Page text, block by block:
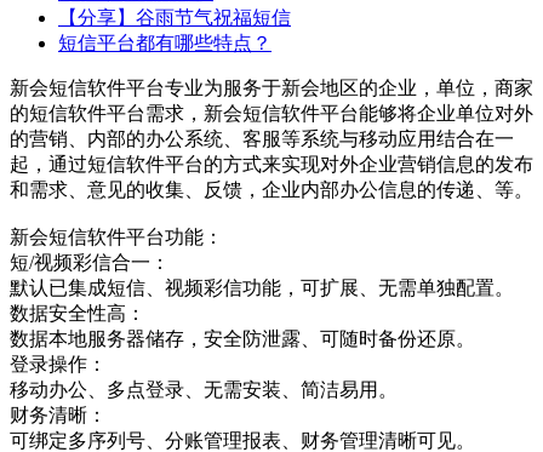
【分享】谷雨节气祝福短信
短信平台都有哪些特点？
新会短信软件平台专业为服务于新会地区的企业，单位，商家
的短信软件平台需求，新会短信软件平台能够将企业单位对外
的营销、内部的办公系统、客服等系统与移动应用结合在一
起，通过短信软件平台的方式来实现对外企业营销信息的发布
和需求、意见的收集、反馈，企业内部办公信息的传递、等。
新会短信软件平台功能：
短/视频彩信合一：
默认已集成短信、视频彩信功能，可扩展、无需单独配置。
数据安全性高：
数据本地服务器储存，安全防泄露、可随时备份还原。
登录操作：
移动办公、多点登录、无需安装、简洁易用。
财务清晰：
可绑定多序列号、分账管理报表、财务管理清晰可见。